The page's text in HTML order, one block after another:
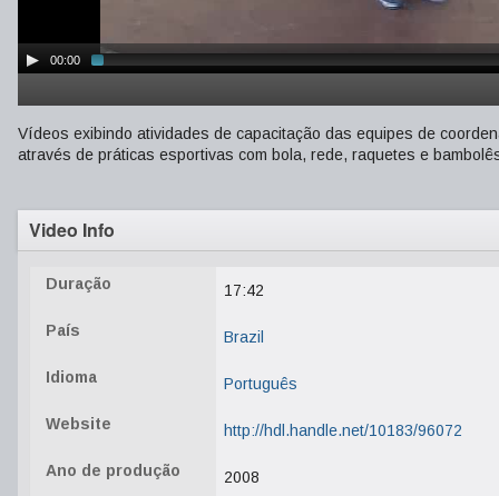
00:00
Vídeos exibindo atividades de capacitação das equipes de
através de práticas esportivas com bola, rede, raquetes e
Video Info
Duração 17:42
País Brazil
Idioma Português
Website http://hdl.handle.net/10183/96072
Ano de produção 2008